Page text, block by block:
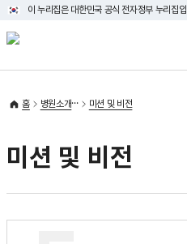
이 누리집은 대한민국 공식 전자정부 누리집
홈 병원소개 미션 및 비전
미션 및 비전